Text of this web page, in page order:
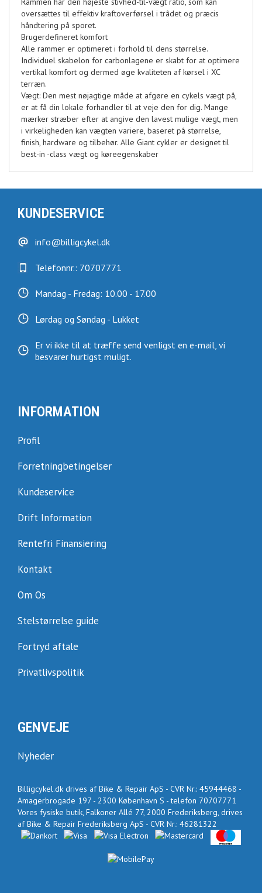
oversættes til effektiv kraftoverførsel i trådet og præcis
håndtering på sporet.
Brugerdefineret komfort
Alle rammer er optimeret i forhold til dens størrelse.
Individuel skabelon for carbonlagene er skabt for at optimere
vertikal komfort og dermed øge kvaliteten af kørsel i XC
terræn.
Vægt: Den mest nøjagtige måde at afgøre en cykels vægt på,
er at få din lokale forhandler til at veje den for dig. Mange
mærker stræber efter at angive den lavest mulige vægt, men
i virkeligheden kan vægten variere, baseret på størrelse,
finish, hardware og tilbehør. Alle Giant cykler er designet til
best-in -class vægt og køreegenskaber
KUNDESERVICE
info@billigcykel.dk
Telefonnr.: 70707771
Mandag - Fredag: 10.00 - 17.00
Lørdag og Søndag - Lukket
Er vi ikke til at træffe send venligst en e-mail, vi
besvarer hurtigst muligt.
INFORMATION
Profil
Forretningbetingelser
Kundeservice
Drift Information
Rentefri Finansiering
Kontakt
Om Os
Stelstørrelse guide
Fortryd aftale
Privatlivspolitik
GENVEJE
Nyheder
Billigcykel.dk drives af Bike & Repair ApS - CVR Nr.: 45944468 -
Amagerbrogade 197 - 2300 København S - telefon 70707771
Vores fysiske butik, Falkoner Allé 77, 2000 Frederiksberg, drives
af Bike & Repair Frederiksberg ApS - CVR Nr.: 46281322